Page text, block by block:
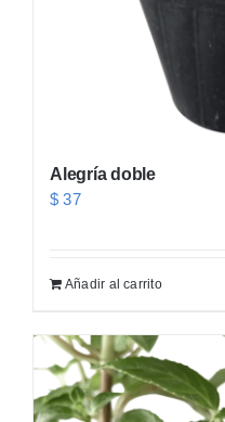
Alegría doble
$ 37
Añadir al carrito